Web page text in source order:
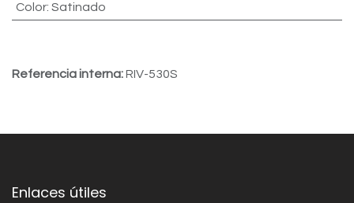
Color: Satinado
Referencia interna:RIV-530S
Enlaces útiles